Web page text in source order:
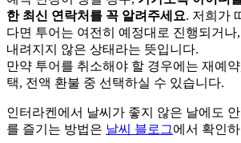
한 최신 연락처를 꼭 알려주세요. 저희가
다면 투어는 여전히 예정대로 진행되거나
내려지지 않은 상태라는 뜻입니다.
만약 투어를 취소해야 할 경우에는 재예
택, 전액 환불 중 선택하실 수 있습니다.
인터라켄에서 날씨가 좋지 않은 날에도
를 즐기는 방법은 날씨 블로그에서 확인